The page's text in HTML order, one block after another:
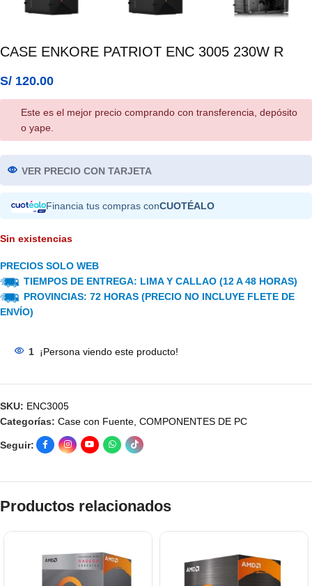
CASE ENKORE PATRIOT ENC 3005 230W R
S/ 120.00
Este es el mejor precio comprando con transferencia, depósito
o yape.
VER PRECIO CON TARJETA
Financia tus compras conCUOTÉALO
Sin existencias
PRECIOS SOLO WEB
TIEMPOS DE ENTREGA: LIMA Y CALLAO (12 A 48 HORAS)
PROVINCIAS: 72 HORAS (PRECIO NO INCLUYE FLETE DE
ENVÍO)
1 ¡Persona viendo este producto!
SKU: ENC3005
Categorías: Case con Fuente, COMPONENTES DE PC
Seguir:
Productos relacionados